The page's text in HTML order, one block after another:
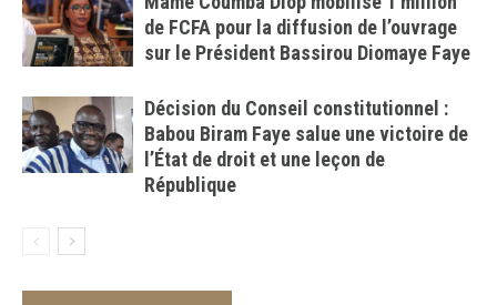
de FCFA pour la diffusion de l’ouvrage
sur le Président Bassirou Diomaye Faye
Décision du Conseil constitutionnel :
Babou Biram Faye salue une victoire de
l’État de droit et une leçon de
République